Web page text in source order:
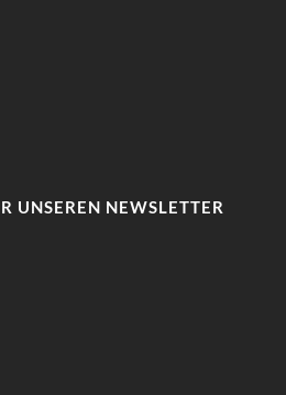
UNSEREN NEWSLETTER